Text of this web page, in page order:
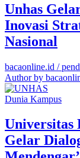
Unhas
Inovasi
Nasional
bacaonline.id /
Author by
Dunia Kampus
Universitas
Gelar